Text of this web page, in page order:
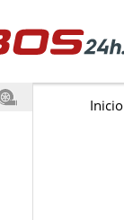
Inicio